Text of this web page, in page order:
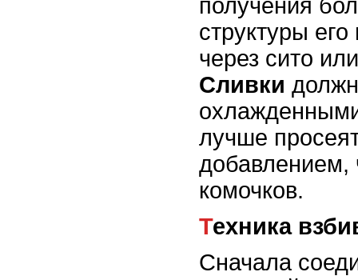
получения
структуры
через сито
Сливки
лучше
добавлением,
комочков.
Техника
Сначала